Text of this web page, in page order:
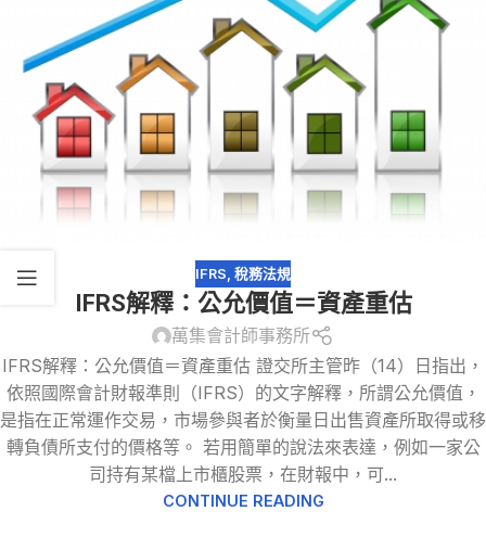
IFRS 稅務法規
IFRS解釋：公允價值＝資產重估
萬集會計師事務所
IFRS解釋：公允價值＝資產重估 證交所主管昨（14）日指出，
依照國際會計財報準則（IFRS）的文字解釋，所謂公允價值，
是指在正常運作交易，市場參與者於衡量日出售資產所取得或移
轉負債所支付的價格等。 若用簡單的說法來表達，例如一家公
司持有某檔上市櫃股票，在財報中，可...
CONTINUE READING